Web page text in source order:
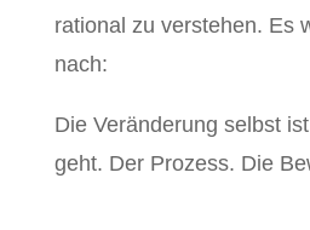
rational zu verstehen. Es
nach:
Die Veränderung selbst
geht. Der Prozess. Die